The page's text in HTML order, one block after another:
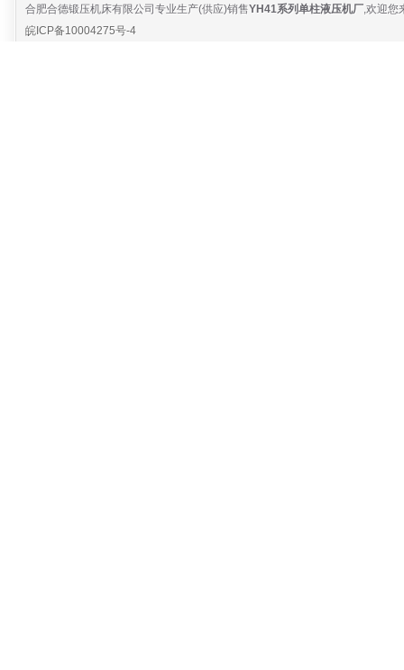
合肥合德锻压机床有限公司专业生产(供应)销售YH41系列单柱液压机厂,欢迎您
皖ICP备10004275号-4